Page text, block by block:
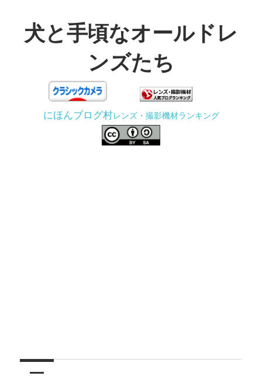
テ犬と手頃なオールドレ
ンズたち
う
にほんブログ村レンズ・撮影機材ランキング